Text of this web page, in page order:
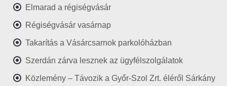
Elmarad a régiségvásár
Régiségvásár vasárnap
Takarítás a Vásárcsarnok parkolóházban
Szerdán zárva lesznek az ügyfélszolgálatok
Közlemény – Távozik a Győr-Szol Zrt. éléről Sárkány